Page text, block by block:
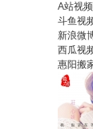
A站视
斗鱼视
新浪微
西瓜视
惠阳搬